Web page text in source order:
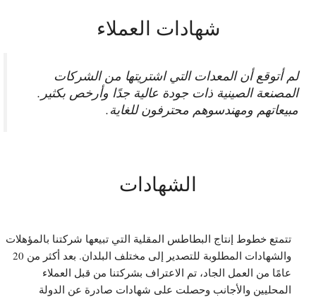
شهادات العملاء
لم أتوقع أن المعدات التي اشتريتها من الشركات
المصنعة الصينية ذات جودة عالية جدًا وأرخص بكثير.
مبيعاتهم ومهندسوهم محترفون للغاية.
الشهادات
تتمتع خطوط إنتاج البطاطس المقلية التي تبيعها شركتنا بالمؤهلات
والشهادات المطلوبة للتصدير إلى مختلف البلدان. بعد أكثر من 20
عامًا من العمل الجاد، تم الاعتراف بشركتنا من قبل العملاء
المحليين والأجانب وحصلت على شهادات صادرة عن الدولة